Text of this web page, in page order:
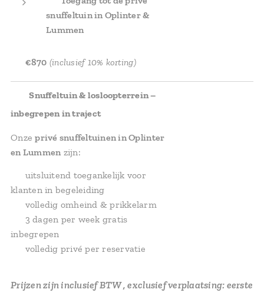
snuffeltuin in Oplinter &
Lummen
€870 (inclusief 10% korting)
✅Snuffeltuin & losloopterrein –
inbegrepen in traject
Onzeprivé snuffeltuinen in Oplinter
en Lummenzijn:
✅ uitsluitend toegankelijk voor
klanten in begeleiding
✅ volledig omheind & prikkelarm
✅ 3 dagen per week gratis
inbegrepen
✅ volledig privé per reservatie
Prijzen zijn inclusief BTW , exclusief verplaatsing: eerste